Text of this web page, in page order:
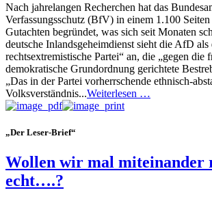
Nach jahrelangen Recherchen hat das
Verfassungsschutz (BfV) in einem 1.100 Seiten
Gutachten begründet, was sich seit Monaten
deutsche Inlandsgeheimdienst sieht die AfD als
rechtsextremistische Partei“ an, die „gegen die
demokratische Grundordnung gerichtete
„Das in der Partei vorherrschende ethnisch-
Volksverständnis...Weiterlesen …
„Der Leser-Brief“
Wollen wir mal miteinander
echt….?